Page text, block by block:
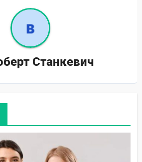
Станкевич